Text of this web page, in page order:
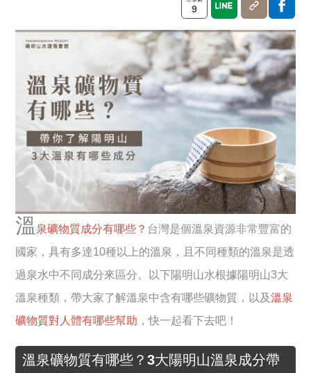
9
溫 泉礦物質成分有哪些？ 台灣是個溫泉資源非常豐富的
國家，具有多達10種以上的溫泉，且不同種類的溫泉是透
過泉水中不同成分來區分。以下陽明山水根據陽明山3大
溫泉種類，帶大家了解溫泉中含有哪些礦物質，以及溫泉
礦物質對人體有哪些幫助 ，快一起看下去吧！
溫泉礦物質有哪些？3大陽明山溫泉成分帶